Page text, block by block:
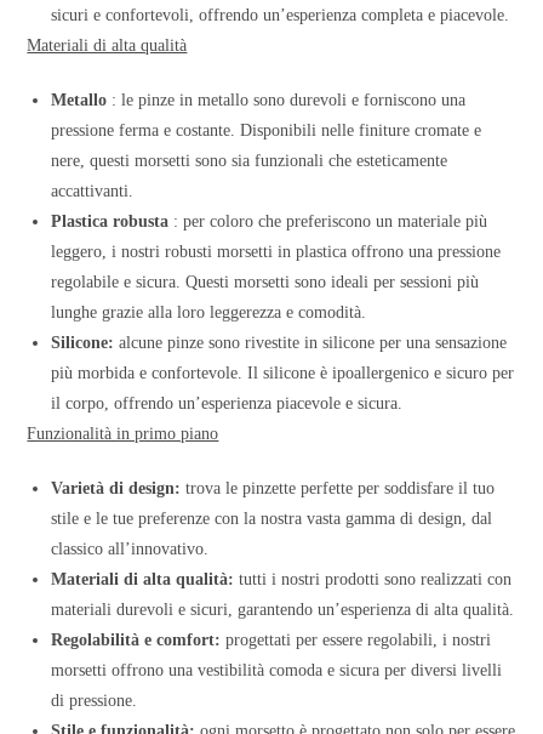
sicuri e confortevoli, offrendo un’esperienza completa e piacevole.
Materiali di alta qualità
Metallo : le pinze in metallo sono durevoli e forniscono una
pressione ferma e costante. Disponibili nelle finiture cromate e
nere, questi morsetti sono sia funzionali che esteticamente
accattivanti.
Plastica robusta : per coloro che preferiscono un materiale più
leggero, i nostri robusti morsetti in plastica offrono una pressione
regolabile e sicura. Questi morsetti sono ideali per sessioni più
lunghe grazie alla loro leggerezza e comodità.
Silicone: alcune pinze sono rivestite in silicone per una sensazione
più morbida e confortevole. Il silicone è ipoallergenico e sicuro per
il corpo, offrendo un’esperienza piacevole e sicura.
Funzionalità in primo piano
Varietà di design: trova le pinzette perfette per soddisfare il tuo
stile e le tue preferenze con la nostra vasta gamma di design, dal
classico all’innovativo.
Materiali di alta qualità: tutti i nostri prodotti sono realizzati con
materiali durevoli e sicuri, garantendo un’esperienza di alta qualità.
Regolabilità e comfort: progettati per essere regolabili, i nostri
morsetti offrono una vestibilità comoda e sicura per diversi livelli
di pressione.